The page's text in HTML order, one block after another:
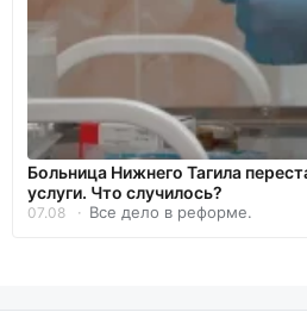
Больница Нижнего Тагила
услуги. Что случилось?
07.08 Все дело в реформе.